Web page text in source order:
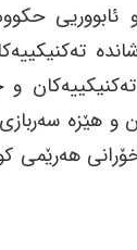
2ی 2025، وەزارەتی
ڕۆژ لە کاری
و
و هێزە